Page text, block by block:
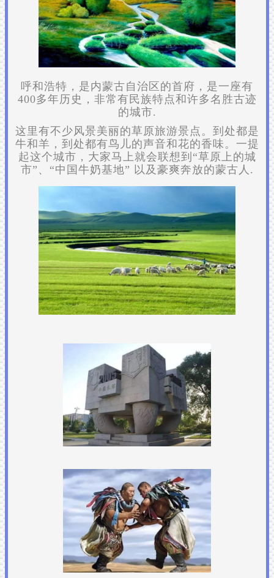
呼和浩特，是内蒙古自治区的首府，是一座有
400多年历史，非常有民族特点和许多名胜古迹
的城市.
这里有不少风景美丽的草原旅游景点。到处都是
牛和羊，到处都有鸟儿的声音和花的香味。一提
起这个城市，大家马上就会联想到“草原上的城
市”、“中国牛奶基地” 以及豪爽奔放的蒙古人.